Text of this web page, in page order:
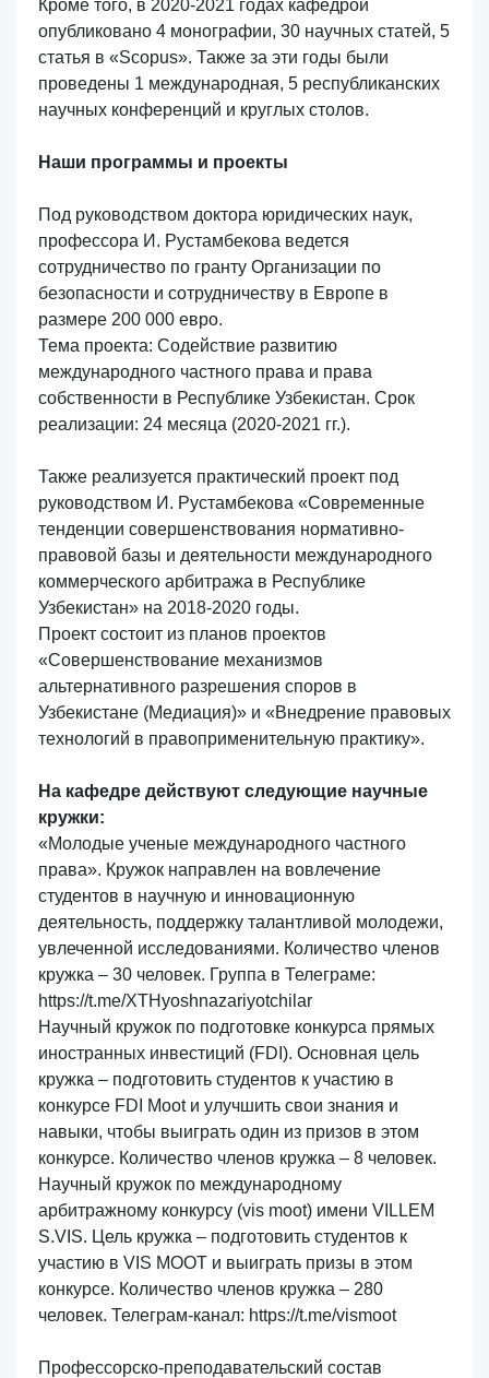
Кроме того, в 2020-2021 годах кафедрой
опубликовано 4 монографии, 30 научных статей, 5
статья в «Scopus». Также за эти годы были
проведены 1 международная, 5 республиканских
научных конференций и круглых столов.
Наши программы и проекты
Под руководством доктора юридических наук,
профессора И. Рустамбекова ведется
сотрудничество по гранту Организации по
безопасности и сотрудничеству в Европе в
размере 200 000 евро.
Тема проекта: Содействие развитию
международного частного права и права
собственности в Республике Узбекистан. Срок
реализации: 24 месяца (2020-2021 гг.).
Также реализуется практический проект под
руководством И. Рустамбекова «Современные
тенденции совершенствования нормативно-
правовой базы и деятельности международного
коммерческого арбитража в Республике
Узбекистан» на 2018-2020 годы.
Проект состоит из планов проектов
«Совершенствование механизмов
альтернативного разрешения споров в
Узбекистане (Медиация)» и «Внедрение правовых
технологий в правоприменительную практику».
На кафедре действуют следующие научные
кружки:
«Молодые ученые международного частного
права». Кружок направлен на вовлечение
студентов в научную и инновационную
деятельность, поддержку талантливой молодежи,
увлеченной исследованиями. Количество членов
кружка – 30 человек. Группа в Телеграме:
https://t.me/XTHyoshnazariyotchilar
Научный кружок по подготовке конкурса прямых
иностранных инвестиций (FDI ). Основная цель
кружка – подготовить студентов к участию в
конкурсе FDI Moot и улучшить свои знания и
навыки, чтобы выиграть один из призов в этом
конкурсе. Количество членов кружка – 8 человек.
Научный кружок по международному
арбитражному конкурсу (vis moot) имени VILLEM
S.VIS. Цель кружка – подготовить студентов к
участию в VIS MOOT и выиграть призы в этом
конкурсе. Количество членов кружка – 280
человек. Телеграм-канал: https://t.me/vismoot
Профессорско-преподавательский состав